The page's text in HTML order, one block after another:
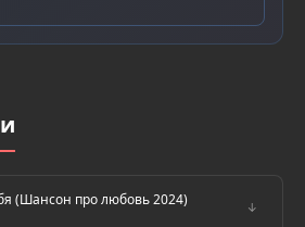
(Шансон про любовь 2024) ↓